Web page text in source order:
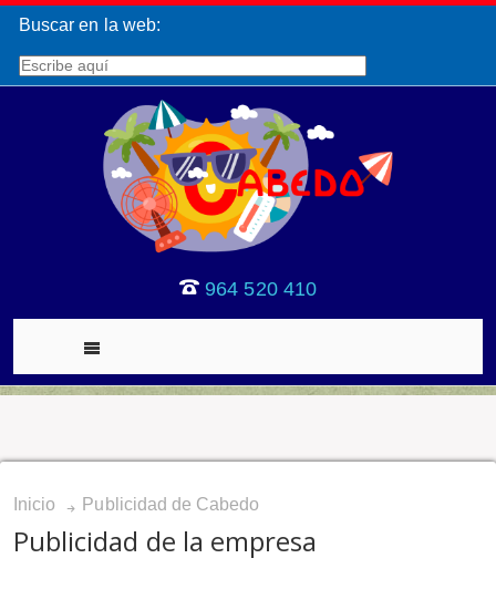
Buscar en la web:
964 520 410
Inicio Publicidad de Cabedo
Publicidad de la empresa